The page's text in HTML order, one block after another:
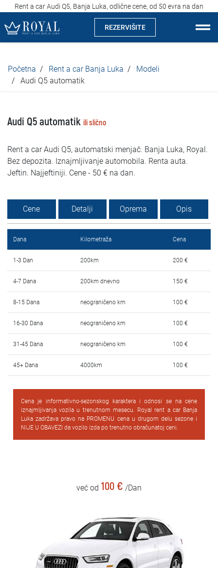
Rent a car Audi Q5, Banja Luka, odlične cene, od 50 evra na dan
REZERVIŠITE
Kompanija
Lokacije
Iznajmljivanje vozila
Cijene
Uslovi najma
Najčešća pitanja
Blog
Kontakt
EN
Početna Rent a car Banja Luka
Modeli
Audi Q5 automatik
Audi Q5 automatik ili slično
Rent a car Audi Q5, automatski menjač. Banja Luka, Royal.
Bez depozita. Iznajmljivanje automobila. Renta auta.
Jeftin. Najjeftiniji. Cene - 50 € na dan.
Cene Detalji Oprema Opis
Dana Kilometraža Cena
1-3 Dan 200km 200 €
4-7 Dana 200km dnevno 150 €
8-15 Dana neograničeno km 100 €
16-30 Dana neograničeno km 100 €
31-45 Dana neograničeno km 100 €
45+ Dana 4000km 100 €
Cena je informativno-sezonskog karaktera i odnosi se na cene
iznajmljivanja vozila u trenutnom mesecu. Royal rent a car Banja
Luka zadržava pravo na PROMENU cena u drugom delu sezone i
NIJE U OBAVEZI da vozilo izda po trenutno obračunatoj ceni.
već od 100 € /Dan